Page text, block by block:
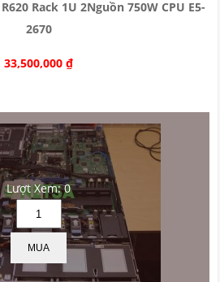
Rack 1U 2Nguồn 750W CPU E5-
2670
33,500,000₫
Lượt Xem: 0
MUA